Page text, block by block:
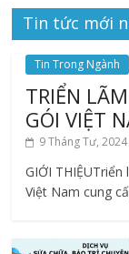
Tin tức mới
Tin Trong Ngành
TRIỂN
GÓI VIỆT
9 Tháng Tư, 2024
GIỚI
Việt Nam cung